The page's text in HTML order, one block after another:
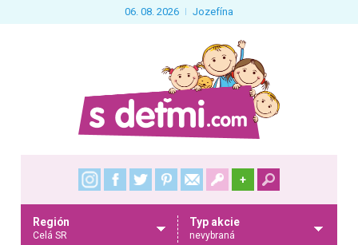
06. 08. 2026 Jozefína
+
Región
Celá SR
Typ akcie
nevybraná